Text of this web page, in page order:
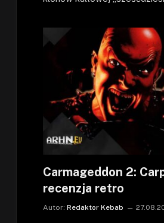
Carmageddon 2:
recenzja retro
Autor: Redaktor Kebab